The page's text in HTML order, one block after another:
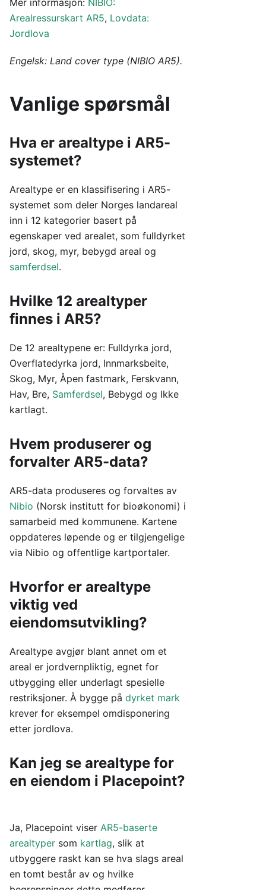
Mer informasjon: NIBIO:
Arealressurskart AR5, Lovdata:
Jordlova
Engelsk: Land cover type (NIBIO AR5).
Vanlige spørsmål
Hva er arealtype i AR5-
systemet?
Arealtype er en klassifisering i AR5-
systemet som deler Norges landareal
inn i 12 kategorier basert på
egenskaper ved arealet, som fulldyrket
jord, skog, myr, bebygd areal og
samferdsel.
Hvilke 12 arealtyper
finnes i AR5?
De 12 arealtypene er: Fulldyrka jord,
Overflatedyrka jord, Innmarksbeite,
Skog, Myr, Åpen fastmark, Ferskvann,
Hav, Bre, Samferdsel, Bebygd og Ikke
kartlagt.
Hvem produserer og
forvalter AR5-data?
AR5-data produseres og forvaltes av
Nibio (Norsk institutt for bioøkonomi) i
samarbeid med kommunene. Kartene
oppdateres løpende og er tilgjengelige
via Nibio og offentlige kartportaler.
Hvorfor er arealtype
viktig ved
eiendomsutvikling?
Arealtype avgjør blant annet om et
areal er jordvernpliktig, egnet for
utbygging eller underlagt spesielle
restriksjoner. Å bygge på dyrket mark
krever for eksempel omdisponering
etter jordlova.
Kan jeg se arealtype for
en eiendom i Placepoint?
Ja, Placepoint viser AR5-baserte
arealtyper som kartlag, slik at
utbyggere raskt kan se hva slags areal
en tomt består av og hvilke